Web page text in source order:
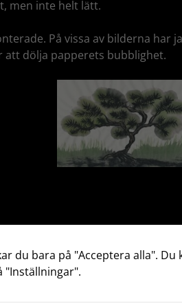
men inte helt lätt.
På vissa av bilderna har
att dölja papperets bubblighet.
du bara på "Acceptera alla". Du
"Inställningar".